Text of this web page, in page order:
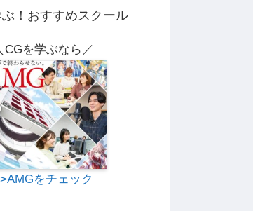
！おすすめスクール
CGを学ぶなら／
をチェック